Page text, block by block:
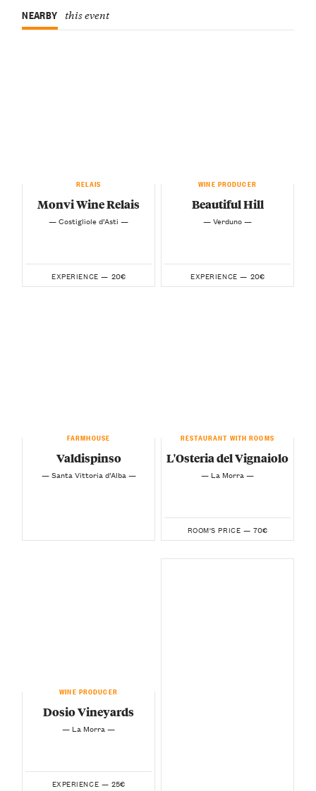
NEARBY this event
RELAIS
Monvi Wine Relais
— Costigliole d’Asti —
EXPERIENCE — 20€
WINE PRODUCER
Beautiful Hill
— Verduno —
EXPERIENCE — 20€
FARMHOUSE
Valdispinso
— Santa Vittoria d’Alba —
RESTAURANT WITH ROOMS
L'Osteria del Vignaiolo
— La Morra —
ROOM'S PRICE — 70€
WINE PRODUCER
Dosio Vineyards
— La Morra —
EXPERIENCE — 25€